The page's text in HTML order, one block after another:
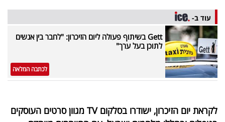
עוד ב-
Gett בשיתוף פעולה ליום הזיכרון: "לחבר בין אנשים
לתוכן בעל ערך"
לכתבה המלאה
לקראת יום הזיכרון, ישודרו בסלקום TV מגוון סרטים העוסקים